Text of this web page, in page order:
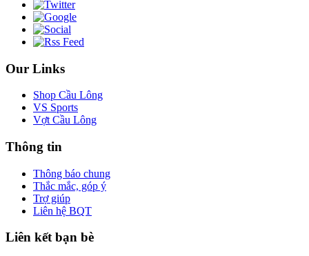
Our Links
Shop Cầu Lông
VS Sports
Vợt Cầu Lông
Thông tin
Thông báo chung
Thắc mắc, góp ý
Trợ giúp
Liên hệ BQT
Liên kết bạn bè